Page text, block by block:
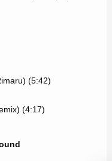
(5:42)
(4:17)